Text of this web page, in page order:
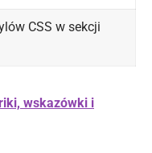
CSS w sekcji
wskazówki i